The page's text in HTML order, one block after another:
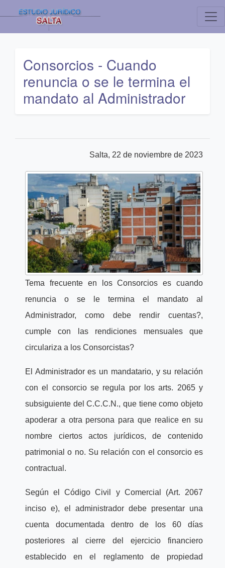
Consorcios - Cuando
renuncia o se le termina el
mandato al Administrador
Salta, 22 de noviembre de 2023
Tema frecuente en los Consorcios es cuando
renuncia o se le termina el mandato al
Administrador, como debe rendir cuentas?,
cumple con las rendiciones mensuales que
circulariza a los Consorcistas?
El Administrador es un mandatario, y su relación
con el consorcio se regula por los arts. 2065 y
subsiguiente del C.C.C.N., que tiene como objeto
apoderar a otra persona para que realice en su
nombre ciertos actos jurídicos, de contenido
patrimonial o no. Su relación con el consorcio es
contractual.
Según el Código Civil y Comercial (Art. 2067
inciso e), el administrador debe presentar una
cuenta documentada dentro de los 60 días
posteriores al cierre del ejercicio financiero
establecido en el reglamento de propiedad